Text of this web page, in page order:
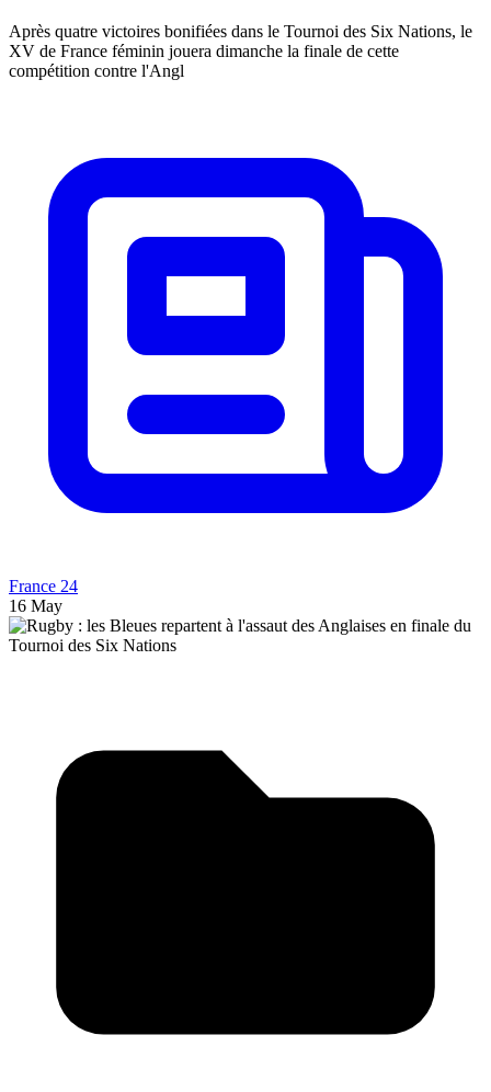
Après quatre victoires bonifiées dans le Tournoi des Six Nations, le
XV de France féminin jouera dimanche la finale de cette
compétition contre l'Angl
France 24
16 May